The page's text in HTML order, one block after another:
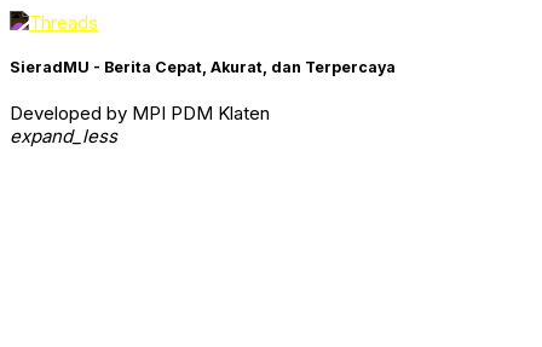
SieradMU - Berita Cepat, Akurat, dan Terpercaya
Developed by MPI PDM Klaten
expand_less